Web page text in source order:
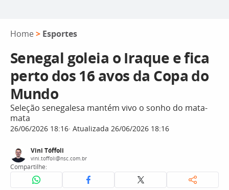
Home > Esportes
Senegal goleia o Iraque e fica
perto dos 16 avos da Copa do
Mundo
Seleção senegalesa mantém vivo o sonho do mata-
mata
26/06/2026 18:16 Atualizada 26/06/2026 18:16
Vini Tóffoli
vini.toffoli@nsc.com.br
Compartilhe: